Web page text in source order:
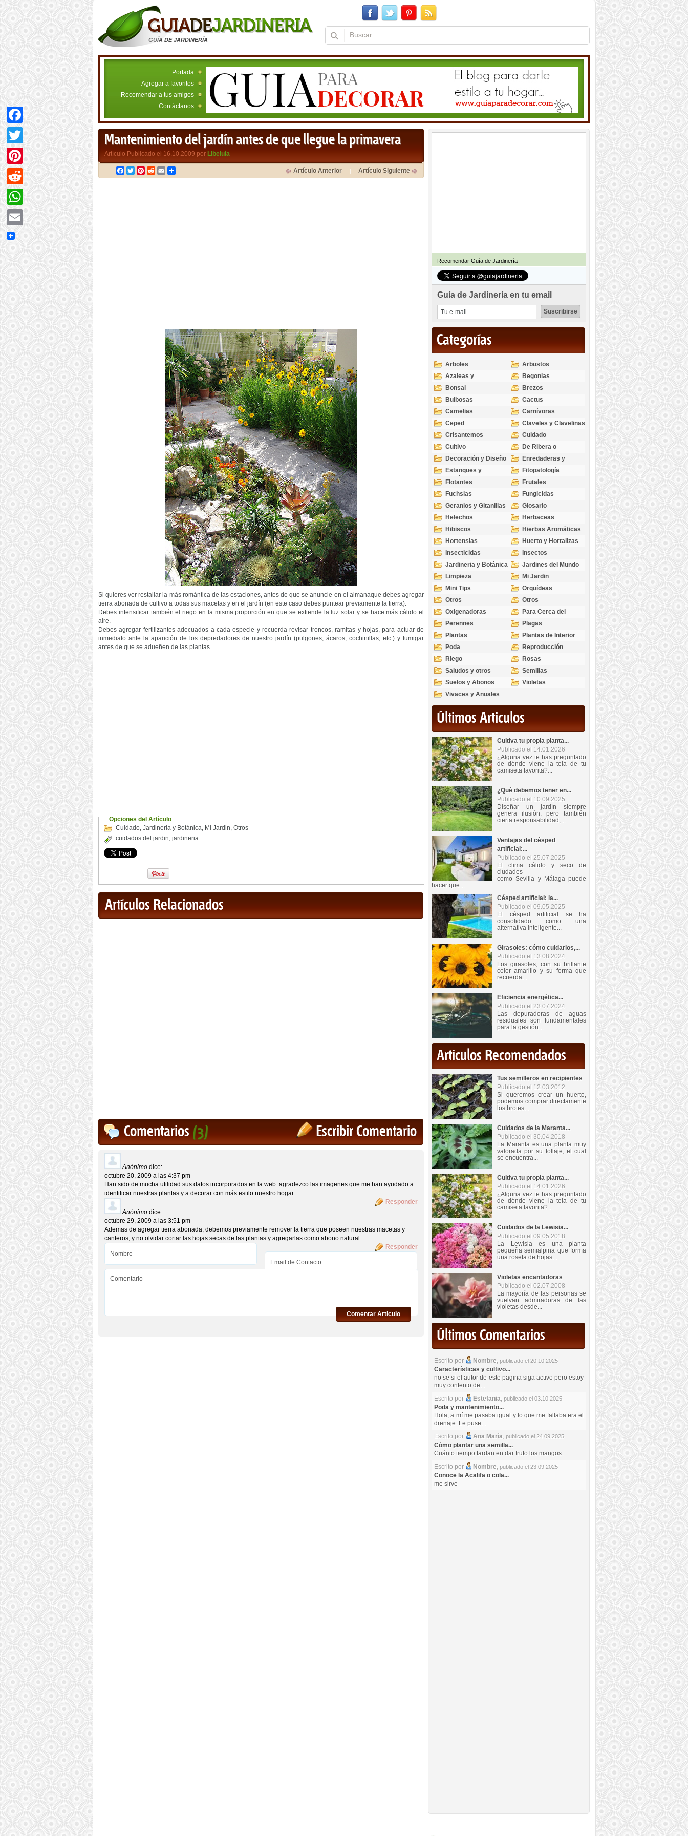
GUÍA DE JARDINERÍA
Portada
Agregar a favoritos
Recomendar a tus amigos
Contáctanos
Mantenimiento del jardín antes de que llegue la primavera
Artículo Publicado el 16.10.2009 por Libelula
Facebook
TwitterPinterest
RedditEmail Artículo Anterior Artículo Siguiente
Si quieres ver restallar la más romántica de las estaciones, antes de que se anuncie en el almanaque debes agregar
tierra abonada de cultivo a todas sus macetas y en el jardín (en este caso debes puntear previamente la tierra).
Debes intensificar también el riego en la misma proporción en que se extiende la luz solar y se hace más cálido el
aire.
Debes agregar fertilizantes adecuados a cada especie y recuerda revisar troncos, ramitas y hojas, para actuar de
inmediato ante la aparición de los depredadores de nuestro jardín (pulgones, ácaros, cochinillas, etc.) y fumigar
antes de que se adueñen de las plantas.
Opciones del Artículo
Cuidado, Jardineria y Botánica, Mi Jardin, Otros
cuidados del jardin, jardineria
Artículos Relacionados
Escribir Comentario
Comentarios(3)
Anónimo dice:
octubre 20, 2009 a las 4:37 pm
Han sido de mucha utilidad sus datos incorporados en la web. agradezco las imagenes que me han ayudado a
identificar nuestras plantas y a decorar con más estilo nuestro hogar
Responder
Anónimo dice:
octubre 29, 2009 a las 3:51 pm
Ademas de agregar tierra abonada, debemos previamente remover la tierra que poseen nuestras macetas y
canteros, y no olvidar cortar las hojas secas de las plantas y agregarlas como abono natural.
Responder
Comentar Articulo
Recomendar Guía de Jardinería
Guía de Jardinería en tu email
Categorías
Arboles
Arbustos
Azaleas y
Rododendros
Begonias
Bonsai
Brezos
Bulbosas
Cactus
Camelias
Carnívoras
Ceped
Claveles y Clavelinas
Crisantemos
Cuidado
Cultivo
De Ribera o
Palustres
Decoración y Diseño
Enredaderas y
cubresuelos
Estanques y
Acuáticas
Fitopatología
Flotantes
Frutales
Fuchsias
Fungicidas
Geranios y Gitanillas
Glosario
Helechos
Herbaceas
Hibiscos
Hierbas Aromáticas
Hortensias
Huerto y Hortalizas
Insecticidas
Insectos
Jardineria y Botánica
Jardines del Mundo
Limpieza
Mi Jardin
Mini Tips
Orquídeas
Otros
Otros
Oxigenadoras
Para Cerca del
Estanque
Perennes
Plagas
Plantas
Plantas de Interior
Poda
Reproducción
Riego
Rosas
Saludos y otros
temas
Semillas
Suelos y Abonos
Violetas
Vivaces y Anuales
Últimos Articulos
Cultiva tu propia planta...
Publicado el 14.01.2026
¿Alguna vez te has preguntado
de dónde viene la tela de tu
camiseta favorita?...
¿Qué debemos tener en...
Publicado el 10.09.2025
Diseñar un jardín siempre
genera ilusión, pero también
cierta responsabilidad,...
Ventajas del césped
artificial:...
Publicado el 25.07.2025
El clima cálido y seco de
ciudades
como Sevilla y Málaga puede
hacer que...
Césped artificial: la...
Publicado el 09.05.2025
El césped artificial se ha
consolidado como una
alternativa inteligente...
Girasoles: cómo cuidarlos,...
Publicado el 13.08.2024
Los girasoles, con su brillante
color amarillo y su forma que
recuerda...
Eficiencia energética...
Publicado el 23.07.2024
Las depuradoras de aguas
residuales son fundamentales
para la gestión...
Articulos Recomendados
Tus semilleros en recipientes
Publicado el 12.03.2012
Si queremos crear un huerto,
podemos comprar directamente
los brotes...
Cuidados de la Maranta...
Publicado el 30.04.2018
La Maranta es una planta muy
valorada por su follaje, el cual
se encuentra...
Cultiva tu propia planta...
Publicado el 14.01.2026
¿Alguna vez te has preguntado
de dónde viene la tela de tu
camiseta favorita?...
Cuidados de la Lewisia...
Publicado el 09.05.2018
La Lewisia es una planta
pequeña semialpina que forma
una roseta de hojas...
Violetas encantadoras
Publicado el 02.07.2008
La mayoría de las personas se
vuelvan admiradoras de las
violetas desde...
Últimos Comentarios
Escrito por Nombre, publicado el 20.10.2025
Características y cultivo...
no se si el autor de este pagina siga activo pero estoy
muy contento de...
Escrito por
Estefania, publicado el 03.10.2025
Poda y mantenimiento...
Hola, a mí me pasaba igual y lo que me fallaba era el
drenaje. Le puse...
Escrito por
Ana María, publicado el 24.09.2025
Cómo plantar una semilla...
Cuánto tiempo tardan en dar fruto los mangos.
Escrito por
Nombre, publicado el 23.09.2025
Conoce la Acalifa o cola...
me sirve
Facebook
Twitter
Pinterest
Reddit
WhatsApp
Email